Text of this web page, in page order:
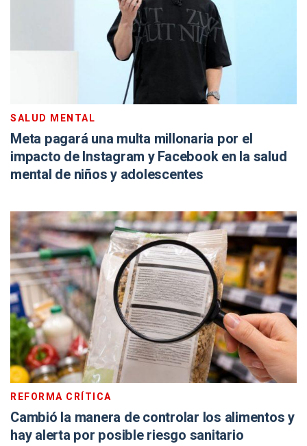
SALUD MENTAL
Meta pagará una multa millonaria por el
impacto de Instagram y Facebook en la salud
mental de niños y adolescentes
REFORMA CRÍTICA
Cambió la manera de controlar los alimentos y
hay alerta por posible riesgo sanitario